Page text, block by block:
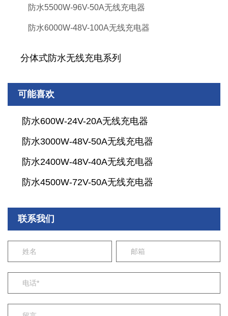
防水5500W-96V-50A无线充电器
防水6000W-48V-100A无线充电器
分体式防水无线充电系列
可能喜欢
防水600W-24V-20A无线充电器
防水3000W-48V-50A无线充电器
防水2400W-48V-40A无线充电器
防水4500W-72V-50A无线充电器
联系我们